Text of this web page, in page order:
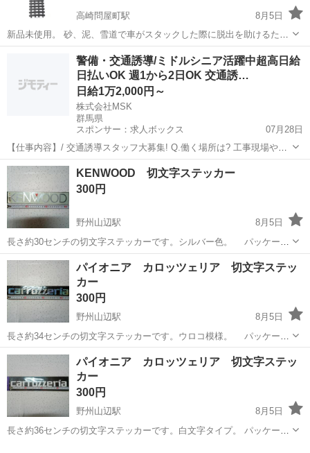
高崎問屋町駅
8月5日
新品未使用。 砂、泥、雪道で車がスタックした際に脱出を助けるため
のスタックラダー（トラクションマット）です。類似品として、アス
トロプロダクツのヘビーデューティー緊急脱出用ラダーなどが販売さ
れています。タイヤの下に敷いて接地抵...
高崎市 高崎問屋町駅 アクセサリー
警備・交通誘導/ミドルシニア活躍中超高日給
日払いOK 週1から2日OK 交通誘…
日給1万2,000円～
株式会社MSK
群馬県
スポンサー：求人ボックス
07月28日
【仕事内容】/ 交通誘導スタッフ大募集! Q.働く場所は? 工事現場や駐
車場、イベント会場など。 国際的なスポーツ大会の警備も 行っていま
した! Q.交通誘導スタッフって何するの? 先輩の指示に従って、 看板
やカラーコーンの設置や...
アルバイト・パート
KENWOOD 切文字ステッカー
300円
野州山辺駅
8月5日
長さ約30センチの切文字ステッカーです。シルバー色。 パッケージ
から出してありませんので未使用品です。
群馬 太田市 野州山辺駅 ステッカー
パイオニア カロッツェリア 切文字ステッ
カー
300円
野州山辺駅
8月5日
長さ約34センチの切文字ステッカーです。ウロコ模様。 パッケージ
から出してありませんので未使用品です。
群馬 太田市 野州山辺駅 ステッカー
パイオニア カロッツェリア 切文字ステッ
カー
300円
野州山辺駅
8月5日
長さ約36センチの切文字ステッカーです。白文字タイプ。 パッケージ